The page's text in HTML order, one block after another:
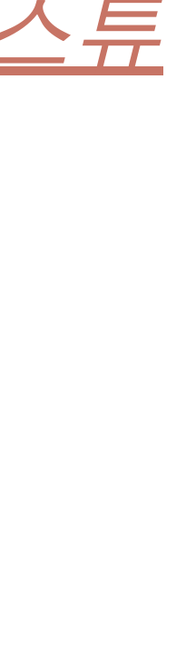
튜